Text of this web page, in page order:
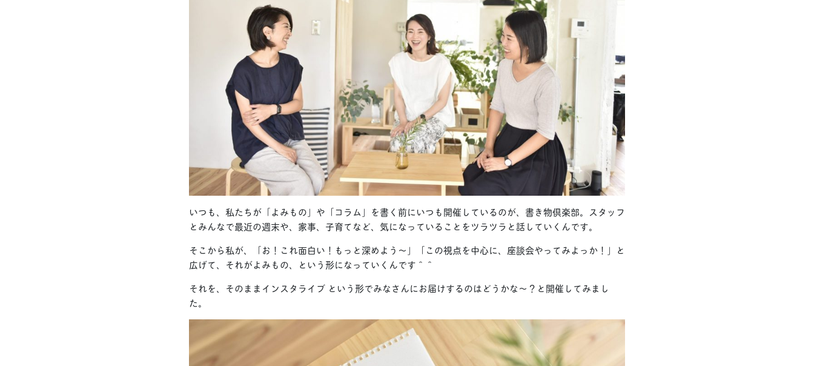
いつも、私たちが「よみもの」や「コラム」を書く前にいつも開催しているのが、書き物倶楽部。スタッフ
とみんなで最近の週末や、家事、子育てなど、気になっていることをツラツラと話していくんです。
そこから私が、「お！これ面白い！もっと深めよう〜」「この視点を中心に、座談会やってみよっか！」と
広げて、それがよみもの、という形になっていくんです＾＾
それを、そのままインスタライブ という形でみなさんにお届けするのはどうかな〜？と開催してみまし
た。